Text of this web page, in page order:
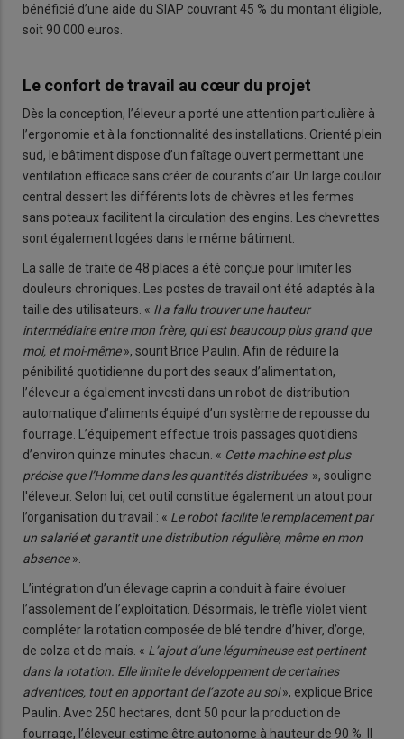
bénéficié d’une aide du SIAP couvrant 45 % du montant éligible,
soit 90 000 euros.
Le confort de travail au cœur du projet
Dès la conception, l’éleveur a porté une attention particulière à
l’ergonomie et à la fonctionnalité des installations. Orienté plein
sud, le bâtiment dispose d’un faîtage ouvert permettant une
ventilation efficace sans créer de courants d’air. Un large couloir
central dessert les différents lots de chèvres et les fermes
sans poteaux facilitent la circulation des engins. Les chevrettes
sont également logées dans le même bâtiment.
La salle de traite de 48 places a été conçue pour limiter les
douleurs chroniques. Les postes de travail ont été adaptés à la
taille des utilisateurs. « Il a fallu trouver une hauteur
intermédiaire entre mon frère, qui est beaucoup plus grand que
moi, et moi-même», sourit Brice Paulin. Afin de réduire la
pénibilité quotidienne du port des seaux d’alimentation,
l’éleveur a également investi dans un robot de distribution
automatique d’aliments équipé d’un système de repousse du
fourrage. L’équipement effectue trois passages quotidiens
d’environ quinze minutes chacun. « Cette machine est plus
précise que l’Homme dans les quantités distribuées », souligne
l'éleveur. Selon lui, cet outil constitue également un atout pour
l’organisation du travail : « Le robot facilite le remplacement par
un salarié et garantit une distribution régulière, même en mon
absence».
L’intégration d’un élevage caprin a conduit à faire évoluer
l’assolement de l’exploitation. Désormais, le trèfle violet vient
compléter la rotation composée de blé tendre d’hiver, d’orge,
de colza et de maïs. « L’ajout d’une légumineuse est pertinent
dans la rotation. Elle limite le développement de certaines
adventices, tout en apportant de l’azote au sol», explique Brice
Paulin. Avec 250 hectares, dont 50 pour la production de
fourrage, l’éleveur estime être autonome à hauteur de 90 %. Il